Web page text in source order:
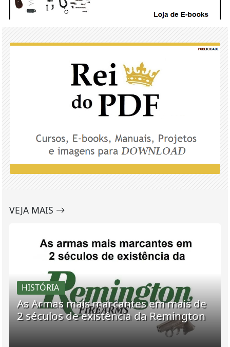
VEJA MAIS
HISTÓRIA
As Armas mais marcantes em mais de
2 séculos de existência da Remington